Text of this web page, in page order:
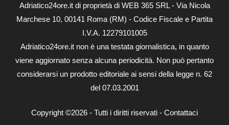
Adriatico24ore.it di proprietà di WEB 365 SRL - Via Nicola
Marchese 10, 00141 Roma (RM) - Codice Fiscale e Partita
I.V.A. 12279101005
Adriatico24ore.it non è una testata giornalistica, in quanto
viene aggiornato senza alcuna periodicità. Non può pertanto
considerarsi un prodotto editoriale ai sensi della legge n. 62
del 07.03.2001
Copyright ©2026 - Tutti i diritti riservati - Contattaci